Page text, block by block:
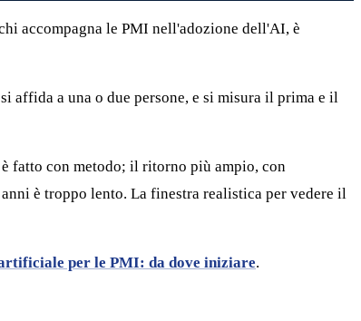
accompagna le PMI nell'adozione dell'AI, è
affida a una o due persone, e si misura il prima e il
fatto con metodo; il ritorno più ampio, con
è troppo lento. La finestra realistica per vedere il
per le PMI: da dove iniziare.